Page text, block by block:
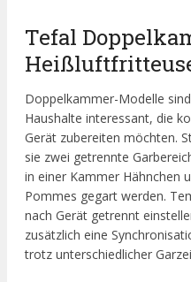
Tefal
Doppelkammer-Modelle
Haushalte interessant, die
Gerät zubereiten möchten.
sie zwei getrennte
in einer Kammer Hähnchen
Pommes gegart werden.
nach Gerät getrennt
zusätzlich eine
trotz unterschiedlicher